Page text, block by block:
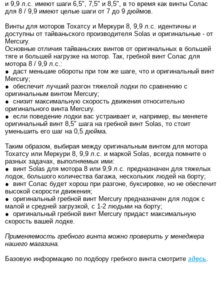
и 9,9 л.с. имеют шаги 6,5", 7,5" и 8,5", в то время как винты Солас
для 8 / 9,9 имеют целые шаги от 7 до 9 дюймов.
Винты для моторов Тохатсу и Меркури 8, 9,9 л.с. идентичны и
доступны от тайваньского производителя Solas и оригинальные - от
Mercury.
Основные отличия тайваньских винтов от оригинальных в большей
тяге и большей нагрузке на мотор. Так, гребной винт Солас для
мотора 8 / 9,9 л.с.:
● даст меньшие обороты при том же шаге, что и оригинальный винт
Mercury;
● обеспечит лучший разгон тяжелой лодки по сравнению с
оригинальным винтом Mercury;
● снизит максимальную скорость движения относительно
оригинального винта Mercury.
● если поведение лодки вас устраивает и, например, вы меняете
оригинальный винт 8,5" шага на гребной винт Solas, то стоит
уменьшить его шаг на 0,5 дюйма.
Таким образом, выбирая между оригинальным винтом для мотора
Тохатсу или Меркури 8, 9,9 л.с. и маркой Solas, всегда помните о
разных задачах, выполняемых ими:
● винт Solas для мотора 8 или 9,9 л.с. предназначен для тяжелых
лодок, большого количества багажа, нескольких людей на борту;
● винт Солас будет хорош при разгоне, буксировке, но не обеспечит
высокой скорости движения;
● оригинальный гребной винт Mercury предназначен для лодок с
малой и средней загрузкой, с 1-2 людьми на борту;
● оригинальный гребной винт Mercury придаст максимальную
скорость вашей лодке.
Применяемость гребного винта можно проверить у менеджера
нашего магазина.
Базовую информацию по подбору гребного винта смотрите здесь.